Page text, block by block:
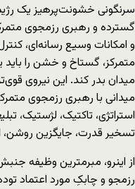
سرنگونی خشونت‌پرهیز یک
گسترده و رهبری رزمجوی
و امکانات وسیع رسانه‌ای،
متمرکز، گستاخ و خشن را باید
میدان بدر کند. این نیروی
میدانی با رهبری رزمجوی
استراتژی، تاکتیک، لژستیک،
تسخیر قدرت، جایگزین روشن،
از اینرو، مبرمترین وظیفه
رزمجو و چابکِ مورد اعتماد